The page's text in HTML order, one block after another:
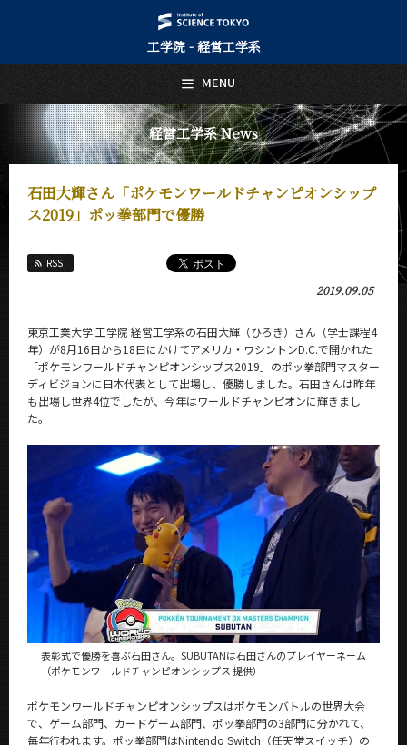
工学院 - 経営工学系
経営工学系 News
石田大輝さん「ポケモンワールドチャンピオンシップ
ス2019」ポッ拳部門で優勝
RSS
2019.09.05
東京工業大学 工学院 経営工学系の石田大輝（ひろき）さん（学士課程4
年）が8月16日から18日にかけてアメリカ・ワシントンD.C.で開かれた
「ポケモンワールドチャンピオンシップス2019」のポッ拳部門マスター
ディビジョンに日本代表として出場し、優勝しました。石田さんは昨年
も出場し世界4位でしたが、今年はワールドチャンピオンに輝きまし
た。
表彰式で優勝を喜ぶ石田さん。SUBUTANは石田さんのプレイヤーネーム
（ポケモンワールドチャンピオンシップス 提供）
ポケモンワールドチャンピオンシップスはポケモンバトルの世界大会
で、ゲーム部門、カードゲーム部門、ポッ拳部門の3部門に分かれて、
毎年行われます。ポッ拳部門はNintendo Switch（任天堂スイッチ）の
MENU
日本語 English
トップページ
Top Page
経営工学系について
About Us
教育
Education
教員・研究室
Faculty and Laboratories
入学案内
Admissions
経営工学系 News
News 一覧
カテゴリ別
課程別
月別
イベントカレンダー
Event Calendar
学内向け情報